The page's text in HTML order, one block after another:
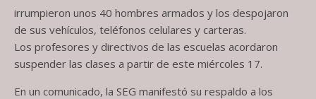
irrumpieron unos 40 hombres armados y los despojaron
de sus vehículos, teléfonos celulares y carteras.
Los profesores y directivos de las escuelas acordaron
suspender las clases a partir de este miércoles 17.
En un comunicado, la SEG manifestó su respaldo a los